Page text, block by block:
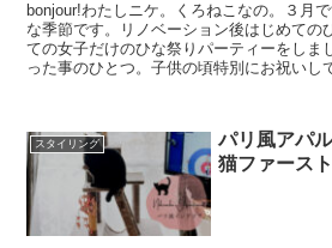
bonjour!わたしニケ。くろねこなの。３月
な季節です。リノベーション後はじめての
ての女子だけのひな祭りパーティーをしま
った事のひとつ。子供の頃特別にお祝いし
スタイリング
パリ風アパ
猫ファース